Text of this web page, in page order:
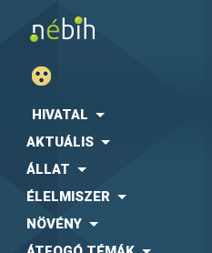
HIVATAL
AKTUÁLIS
ÁLLAT
ÉLELMISZER
NÖVÉNY